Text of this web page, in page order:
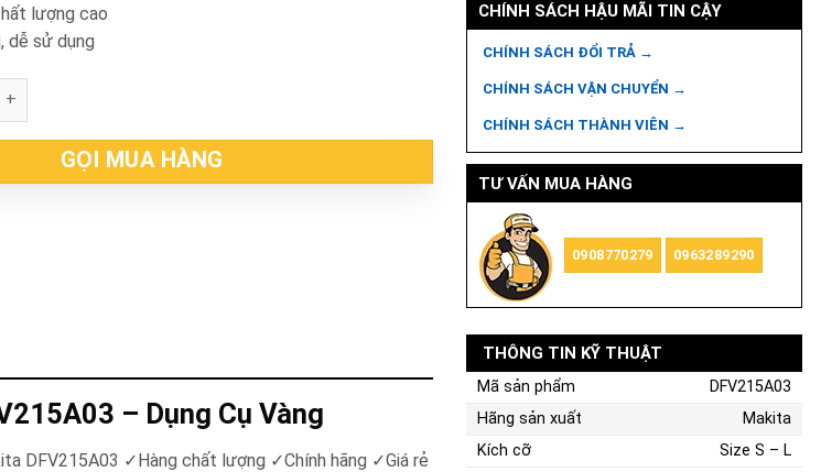
lượng cao
dễ sử dụng
Không Tay Làm Mát Dùng Pin Makita DFV215A03 số lượng
GỌI MUA HÀNG
CHÍNH SÁCH HẬU MÃI TIN CẬY
CHÍNH SÁCH ĐỔI TRẢ →
CHÍNH SÁCH VẬN CHUYỂN →
CHÍNH SÁCH THÀNH VIÊN →
TƯ VẤN MUA HÀNG
0908770279 0963289290
– Dụng Cụ Vàng
DFV215A03 ✓Hàng chất lượng ✓Chính hãng ✓Giá rẻ
THÔNG TIN KỸ THUẬT
Mã sản phẩm
DFV215A03
Hãng sản xuất
Makita
Kích cỡ
Size S – L